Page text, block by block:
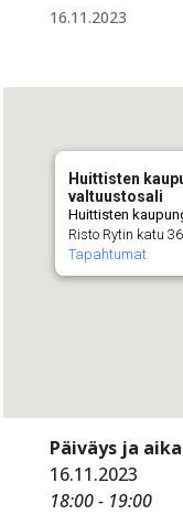
16.11.2023
Huittisten
valtuustosali
Huittisten
Risto Rytin katu
Tapahtumat
Päiväys ja aika
16.11.2023
18:00 - 19:00